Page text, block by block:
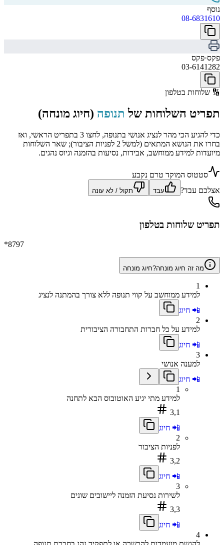
נוסף
08-6831610
פקס·פקס
03-6141282
🔢 שלוחות בטלפון
תפריט השלוחות של תנופה (חיוג מונחה)
כדי להגיע הכי מהר לנציג אנושי בתנופה, לחצו 3 בתפריט הראשי, ואז
בחרו את הנושא המתאים (למשל 2 לפניות הציבור); שאר השלוחות
מיועדות למידע ממוחשב, אבידות, נסיעות בהזמנה וגיוס נהגים.
סטטוס המוקד טרם נקבע
אצלכם עבד?
עבד תקול / לא עונה
תפריט שלוחות בטלפון
*8797
מה זה חיוג מונחה?חיוג מונחה
1
למידע ממוחשב על קווי תנופה ללא צורך בהמתנה לנציג
📲 חיוג
2
למידע על כל חברות התחבורה הציבורית
📲 חיוג
3
למענה אנושי
📲 חיוג
1
למידע מתי יגיע האוטובוס הבא לתחנה
3,1
📲 חיוג
2
לפניות הציבור
3,2
📲 חיוג
3
לשירות נסיעת הזמנה ליישובים שונים
3,3
📲 חיוג
4